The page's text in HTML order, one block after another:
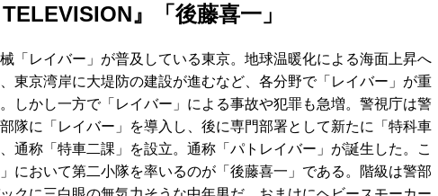
』「後藤喜一」
「レイバー」が普及している東京。地球温暖化による海面上昇へ
東京湾岸に大堤防の建設が進むなど、各分野で「レイバー」が重
しかし一方で「レイバー」による事故や犯罪も急増。警視庁は警
隊に「レイバー」を導入し、後に専門部署として新たに「特科車
通称「特車二課」を設立。通称「パトレイバー」が誕生した。こ
において第二小隊を率いるのが「後藤喜一」である。階級は警部